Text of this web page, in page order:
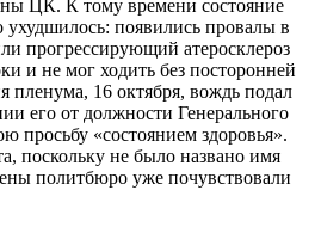
ЦК. К тому времени состояние
ухудшилось: появились провалы в
прогрессирующий атеросклероз
и не мог ходить без посторонней
16 октября, вождь подал
его от должности Генерального
просьбу «состоянием здоровья».
поскольку не было названо имя
политбюро уже почувствовали